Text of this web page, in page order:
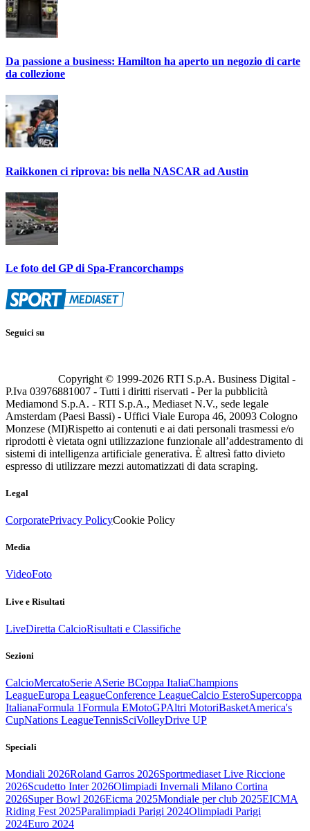
Da passione a business: Hamilton ha aperto un negozio di carte
da collezione
Raikkonen ci riprova: bis nella NASCAR ad Austin
Le foto del GP di Spa-Francorchamps
Seguici su
Copyright © 1999-2026 RTI S.p.A. Business Digital -
P.Iva 03976881007 - Tutti i diritti riservati - Per la pubblicità
Mediamond S.p.A. - RTI S.p.A., Mediaset N.V., sede legale
Amsterdam (Paesi Bassi) - Uffici Viale Europa 46, 20093 Cologno
Monzese (MI)Rispetto ai contenuti e ai dati personali trasmessi e/o
riprodotti è vietata ogni utilizzazione funzionale all’addestramento di
sistemi di intelligenza artificiale generativa. È altresì fatto divieto
espresso di utilizzare mezzi automatizzati di data scraping.
Legal
CorporatePrivacy PolicyCookie Policy
Media
VideoFoto
Live e Risultati
LiveDiretta CalcioRisultati e Classifiche
Sezioni
CalcioMercatoSerie ASerie BCoppa ItaliaChampions
LeagueEuropa LeagueConference LeagueCalcio EsteroSupercoppa
ItalianaFormula 1Formula EMotoGPAltri MotoriBasketAmerica's
CupNations LeagueTennisSciVolleyDrive UP
Speciali
Mondiali 2026Roland Garros 2026Sportmediaset Live Riccione
2026Scudetto Inter 2026Olimpiadi Invernali Milano Cortina
2026Super Bowl 2026Eicma 2025Mondiale per club 2025EICMA
Riding Fest 2025Paralimpiadi Parigi 2024Olimpiadi Parigi
2024Euro 2024